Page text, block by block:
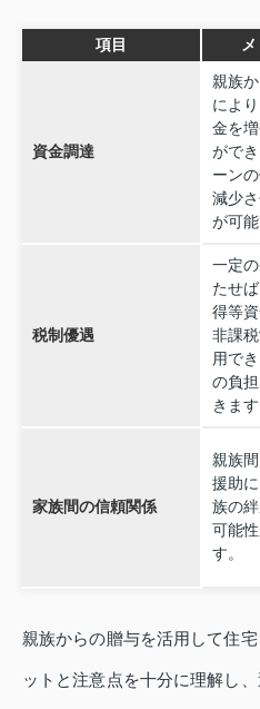
項目
資金調達
親族
によ
金を
がで
ーン
減少
が可能
税制優遇
一定
たせ
得等
非課
用で
の負
きます
家族間の信頼関係
親族
援助
族の
可能
す。
親族からの贈与を活用して住
ットと注意点を十分に理解し